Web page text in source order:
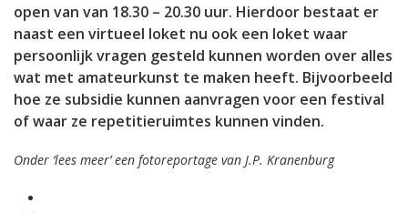
open van van 18.30 – 20.30 uur. Hierdoor bestaat er
naast een virtueel loket nu ook een loket waar
persoonlijk vragen gesteld kunnen worden over alles
wat met amateurkunst te maken heeft. Bijvoorbeeld
hoe ze subsidie kunnen aanvragen voor een festival
of waar ze repetitieruimtes kunnen vinden.
Onder ‘lees meer’ een fotoreportage van J.P. Kranenburg